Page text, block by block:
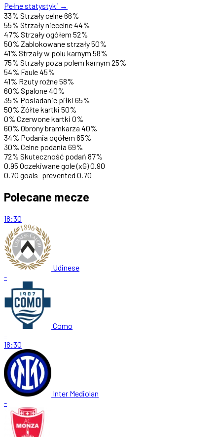
Pełne statystyki →
33% Strzały celne66%
55% Strzały niecelne44%
47% Strzały ogółem 52%
50% Zablokowane strzały50%
41% Strzały w polu karnym 58%
75% Strzały poza polem karnym 25%
54% Faule45%
41% Rzuty rożne58%
60% Spalone40%
35% Posiadanie piłki 65%
50% Żółte kartki 50%
0% Czerwone kartki 0%
60% Obrony bramkarza 40%
34% Podania ogółem 65%
30% Celne podania 69%
72% Skuteczność podań 87%
0.95 Oczekiwane gole (xG)0.90
0.70 goals_prevented 0.70
Polecane mecze
18:30
Udinese
-
Como
-
18:30
Inter Mediolan
-